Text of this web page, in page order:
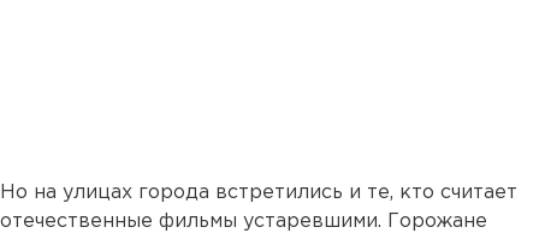
Но на улицах города встретились и те, кто считает
отечественные фильмы устаревшими. Горожане